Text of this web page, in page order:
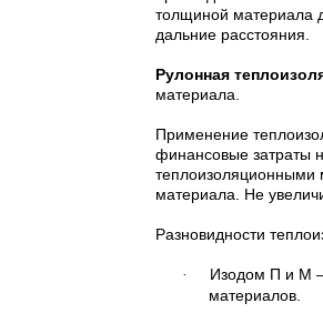
толщиной материала
дальние расстояния.
Рулонная
материала.
Применение
финансовые затраты
теплоизоляционными
материала. Не
Разновидности
·
Изодом П и М –
материалов.